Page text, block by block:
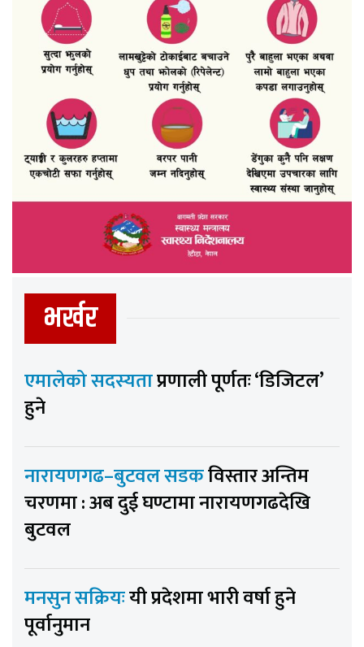
भर्खर
एमालेको सदस्यताप्रणाली पूर्णतः ‘डिजिटल’
हुने
नारायणगढ–बुटवल सडकविस्तार अन्तिम
चरणमा : अब दुई घण्टामा नारायणगढदेखि
बुटवल
मनसुन सक्रियःयी प्रदेशमा भारी वर्षा हुने
पूर्वानुमान